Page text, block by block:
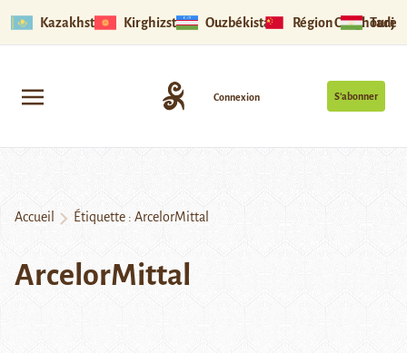
Kazakhstan Kirghizstan Ouzbékistan Région Ouïghoure
S’abonner
Connexion
Accueil Étiquette : ArcelorMittal
ArcelorMittal